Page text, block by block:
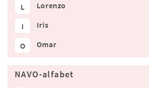
L Lorenzo
I Iris
O Omar
NAVO-alfabet